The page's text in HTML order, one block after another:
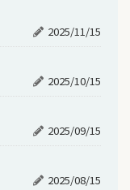
2025/11/15
2025/10/15
2025/09/15
2025/08/15